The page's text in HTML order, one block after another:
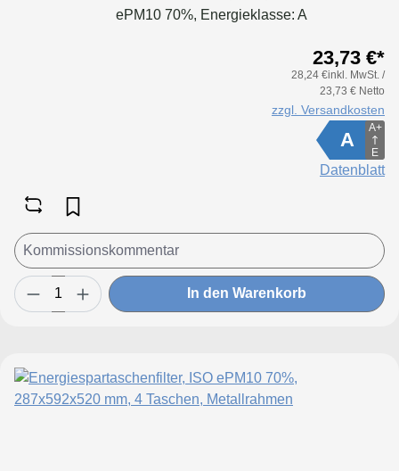
ePM10 70%, Energieklasse: A
23,73 €*
28,24 €inkl. MwSt. /
23,73 € Netto
zzgl. Versandkosten
A
A+
E
Datenblatt
In den Warenkorb